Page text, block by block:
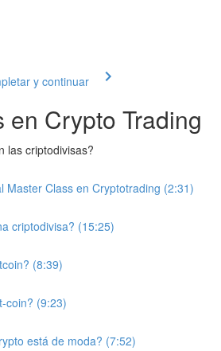
y continuar
en Crypto Trading
las criptodivisas?
Master Class en Cryptotrading (2:31)
criptodivisa? (15:25)
(8:39)
coin? (9:23)
está de moda? (7:52)